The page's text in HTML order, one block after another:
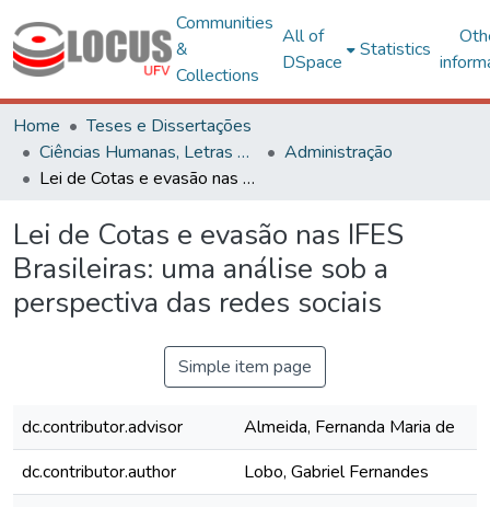
Communities
&
Collections
All of
DSpace
Statistics
Home
Teses e Dissertações
Ciências Humanas, Letras e Artes
Administração
Lei de Cotas e evasão nas IFES Brasileiras: uma análise sob a perspectiva das redes sociais
Lei de Cotas e evasão nas IFES
Brasileiras: uma análise sob a
perspectiva das redes sociais
Simple item page
dc.contributor.advisor
Almeida, Fernanda Maria de
dc.contributor.author
Lobo, Gabriel Fernandes